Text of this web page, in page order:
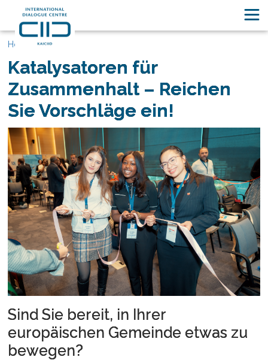
Home
Katalysatoren für
Zusammenhalt – Reichen
Sie Vorschläge ein!
Sind Sie bereit, in Ihrer
europäischen Gemeinde etwas zu
bewegen?